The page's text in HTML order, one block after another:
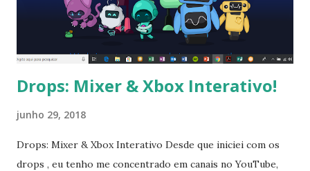
diferentes de seres vivos na Terra ”. Um ser bacteriano, que
é um ser unicelular, procarionte, e que pertence ao Reino
Drops: Mixer & Xbox Interativo!
junho 29, 2018
Drops: Mixer & Xbox Interativo Desde que iniciei com os
drops , eu tenho me concentrado em canais no YouTube,